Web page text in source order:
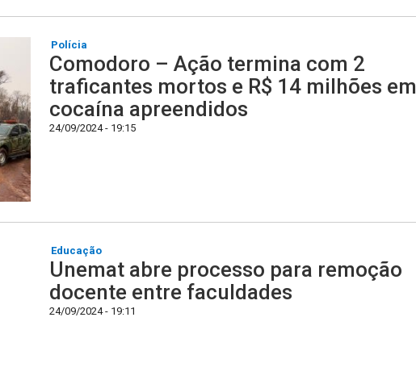
Polícia
Comodoro – Ação termina com 2
traficantes mortos e R$ 14 milhões em
cocaína apreendidos
24/09/2024 - 19:15
Educação
Unemat abre processo para remoção
docente entre faculdades
24/09/2024 - 19:11